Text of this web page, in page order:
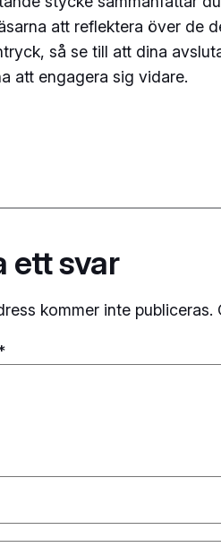
att reflektera över de
så se till att dina
att engagera sig vidare.
ett svar
kommer inte publiceras.